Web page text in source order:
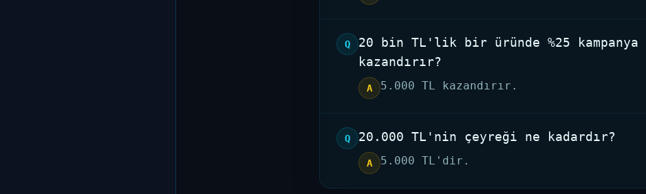
Q
20 bin TL'lik bir üründe %25 kampanya
kazandırır?
A 5.000 TL kazandırır.
Q 20.000 TL'nin çeyreği ne kadardır?
A 5.000 TL'dir.